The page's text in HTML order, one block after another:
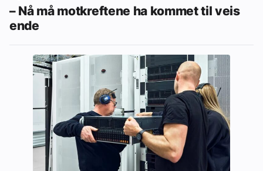
– Nå må motkreftene ha kommet til veis
ende